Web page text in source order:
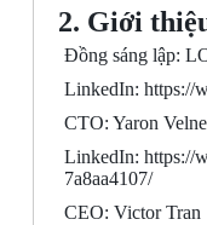
2. Giới
Đồng sáng lập:
LinkedIn: https://
CTO: Yaron
LinkedIn: https://
7a8aa4107/
CEO: Victor Tran